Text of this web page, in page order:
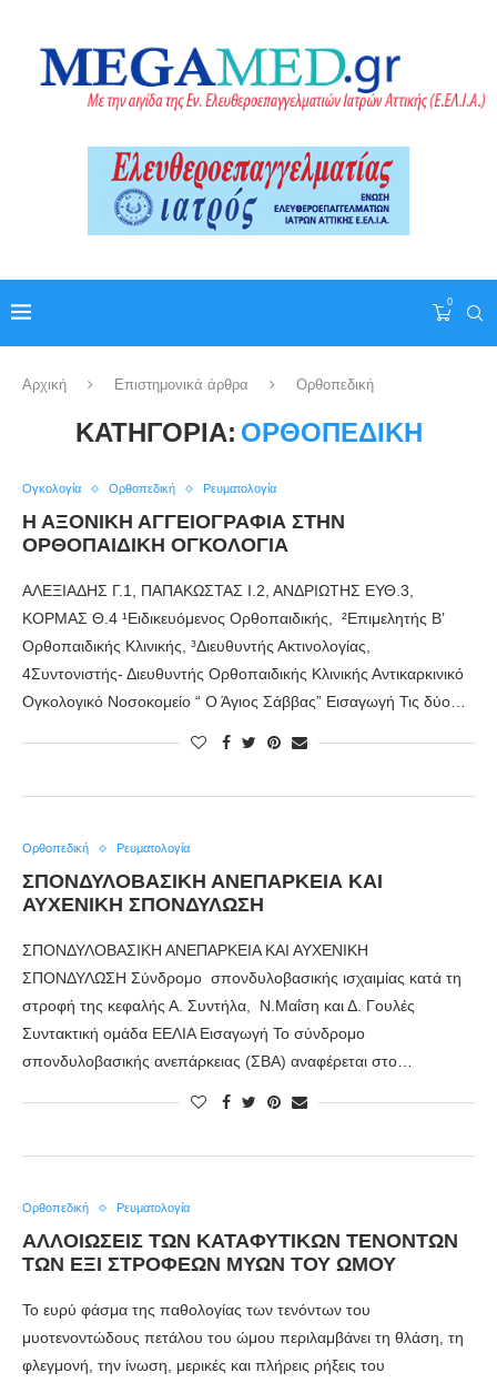
0
Αρχική Επιστημονικά άρθρα Ορθοπεδική
ΚΑΤΗΓΟΡΊΑ: ΟΡΘΟΠΕΔΙΚΉ
Ογκολογία Ορθοπεδική Ρευματολογία
Η ΑΞΟΝΙΚΗ ΑΓΓΕΙΟΓΡΑΦΙΑ ΣΤΗΝ
ΟΡΘΟΠΑΙΔΙΚΗ ΟΓΚΟΛΟΓΙΑ
ΑΛΕΞΙΑΔΗΣ Γ.1, ΠΑΠΑΚΩΣΤΑΣ Ι.2, ΑΝΔΡΙΩΤΗΣ ΕΥΘ.3,
ΚΟΡΜΑΣ Θ.4 ¹Ειδικευόμενος Ορθοπαιδικής, ²Επιμελητής Β’
Ορθοπαιδικής Κλινικής, ³Διευθυντής Ακτινολογίας,
4Συντονιστής- Διευθυντής Ορθοπαιδικής Κλινικής Αντικαρκινικό
Ογκολογικό Νοσοκομείο “ Ο Άγιος Σάββας” Εισαγωγή Τις δύο…
Ορθοπεδική Ρευματολογία
ΣΠΟΝΔΥΛΟΒΑΣΙΚΗ ΑΝΕΠΑΡΚΕΙΑ ΚΑΙ
ΑΥΧΕΝΙΚΗ ΣΠΟΝΔΥΛΩΣΗ
ΣΠΟΝΔΥΛΟΒΑΣΙΚΗ ΑΝΕΠΑΡΚΕΙΑ ΚΑΙ ΑΥΧΕΝΙΚΗ
ΣΠΟΝΔΥΛΩΣΗ Σύνδρομο σπονδυλοβασικής ισχαιμίας κατά τη
στροφή της κεφαλής Α. Συντήλα, Ν.Μαΐση και Δ. Γουλές
Συντακτική ομάδα ΕΕΛΙΑ Εισαγωγή Το σύνδρομο
σπονδυλοβασικής ανεπάρκειας (ΣΒΑ) αναφέρεται στο…
Ορθοπεδική Ρευματολογία
ΑΛΛΟΙΩΣΕΙΣ ΤΩΝ ΚΑΤΑΦΥΤΙΚΩΝ ΤΕΝΟΝΤΩΝ
ΤΩΝ ΕΞΙ ΣΤΡΟΦΕΩΝ ΜΥΩΝ ΤΟΥ ΩΜΟΥ
Το ευρύ φάσμα της παθολογίας των τενόντων του
μυοτενοντώδους πετάλου του ώμου περιλαμβάνει τη θλάση, τη
φλεγμονή, την ίνωση, μερικές και πλήρεις ρήξεις του